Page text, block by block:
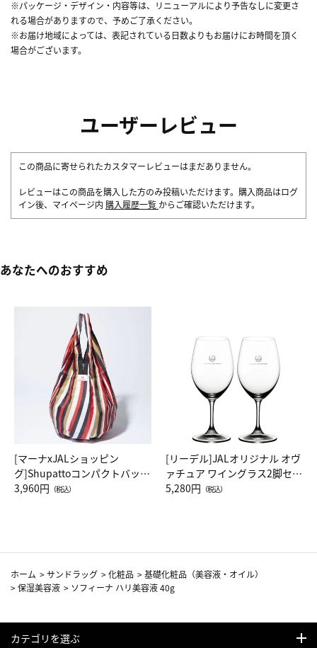
※パッケージ・デザイン・内容等は、リニューアルにより予告なしに変更さ
れる場合がありますので、予めご了承ください。
※お届け地域によっては、表記されている日数よりもお届けにお時間を頂く
場合がございます。
ユーザーレビュー
この商品に寄せられたカスタマーレビューはまだありません。
レビューはこの商品を購入した方のみ投稿いただけます。購入商品はログ
イン後、マイページ内 購入履歴一覧 からご確認いただけます。
あなたへのおすすめ
[マーナxJALショッピン
グ]Shupattoコンパクトバッグ
Drop JAL客室乗務員（LC）ス
3,960円 （税込）
[リーデル]JALオリジナル オヴ
ァチュア ワイングラス2脚セッ
ト（レッドワイン）
5,280円 （税込）
ホーム >サンドラッグ >化粧品 >基礎化粧品（美容液・オイル）
>保湿美容液 > ソフィーナ ハリ美容液 40g
カテゴリを選ぶ